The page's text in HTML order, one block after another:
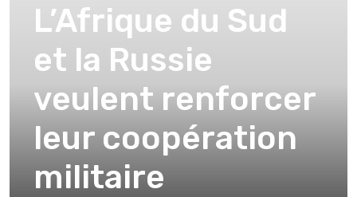
L’Afrique du Sud
et la Russie
veulent renforcer
leur coopération
militaire